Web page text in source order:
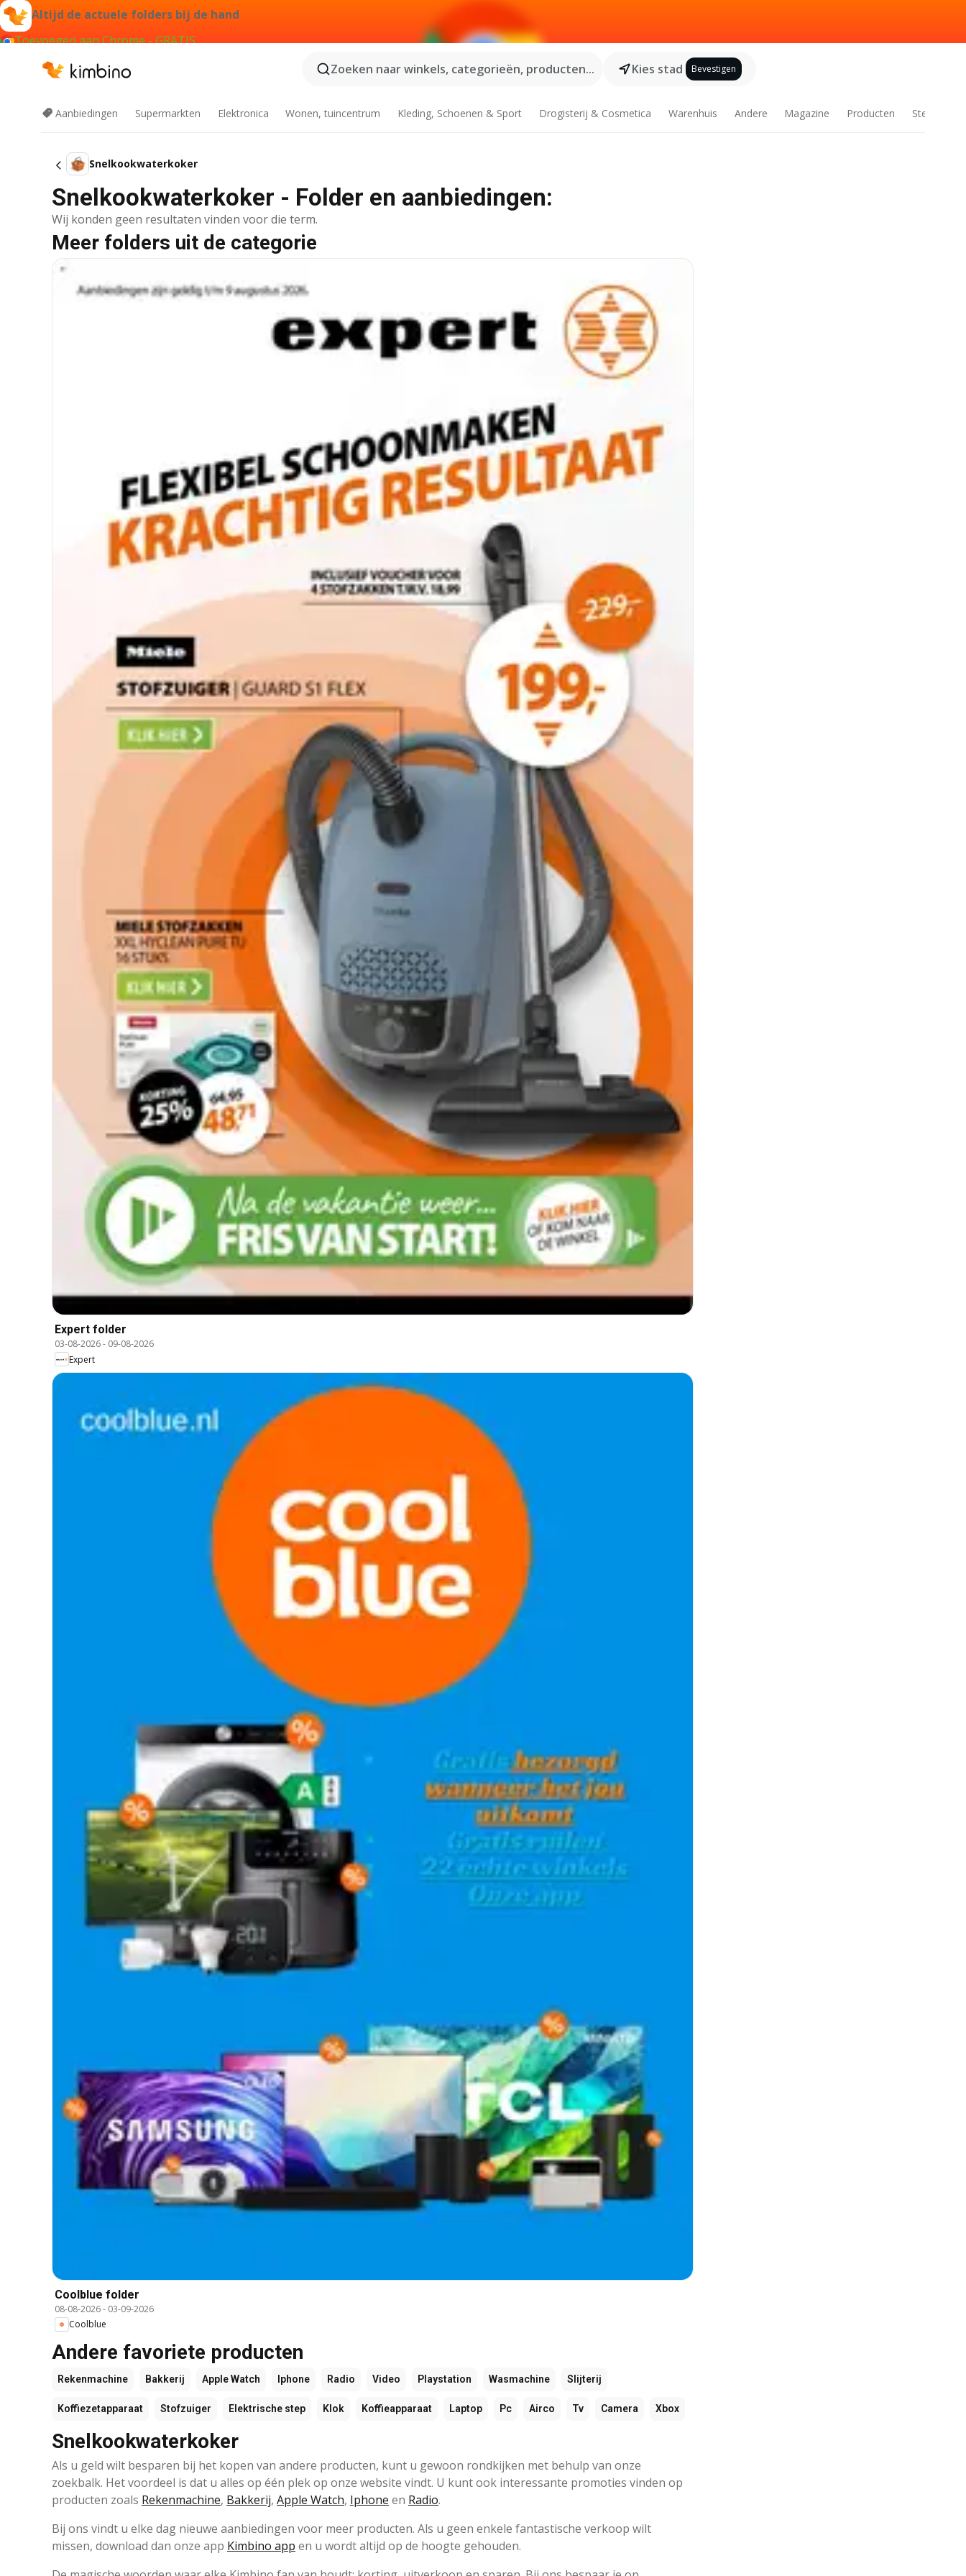
Altijd de actuele folders bij de hand
Toevoegen aan Chrome - GRATIS
Zoeken naar winkels, categorieën, producten...
Kies stad Bevestigen
Aanbiedingen Supermarkten Elektronica Wonen, tuincentrum Kleding, Schoenen & Sport Drogisterij & Cosmetica Warenhuis Andere Magazine Producten Steden
Snelkookwaterkoker
Snelkookwaterkoker - Folder en aanbiedingen:
Wij konden geen resultaten vinden voor die term.
Meer folders uit de categorie
Expert folder
03-08-2026- 09-08-2026
Expert
Coolblue folder
08-08-2026- 03-09-2026
Coolblue
Andere favoriete producten
Rekenmachine Bakkerij Apple Watch Iphone Radio Video Playstation Wasmachine Slijterij
Koffiezetapparaat Stofzuiger Elektrische step Klok Koffieapparaat Laptop Pc Airco Tv Camera Xbox
Snelkookwaterkoker
Als u geld wilt besparen bij het kopen van andere producten, kunt u gewoon rondkijken met behulp van onze
zoekbalk. Het voordeel is dat u alles op één plek op onze website vindt. U kunt ook interessante promoties vinden op
producten zoals Rekenmachine, Bakkerij, Apple Watch, Iphone en Radio.
Bij ons vindt u elke dag nieuwe aanbiedingen voor meer producten. Als u geen enkele fantastische verkoop wilt
missen, download dan onze app Kimbino app en u wordt altijd op de hoogte gehouden.